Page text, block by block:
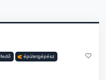
épületgépész